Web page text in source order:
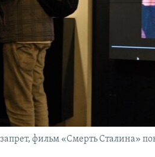
фильм «Смерть Сталина»